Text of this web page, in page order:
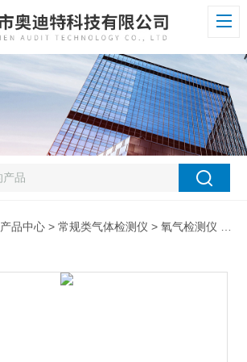
产品中心 >常规类气体检测仪 >氧气检测仪